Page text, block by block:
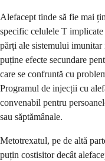
Alefacept tinde să fie mai
specific celulele T
părți ale sistemului imunitar
puține efecte secundare
care se confruntă cu
Programul de injecții cu
convenabil pentru
sau săptămânale.
Metotrexatul, pe de altă
puțin costisitor decât